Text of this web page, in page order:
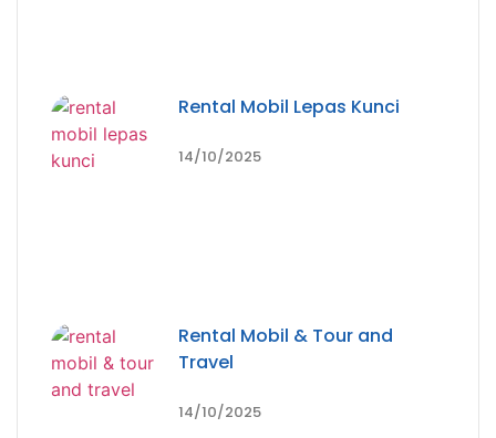
Rental Mobil Lepas Kunci
14/10/2025
Rental Mobil & Tour and
Travel
14/10/2025